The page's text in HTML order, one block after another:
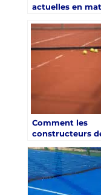
actuelles en
de tennis pour
clubs de santé
luxe à Toulon
Comment les
constructeurs
Toulon dans le
pour les centres
bien-être
la durabilité de